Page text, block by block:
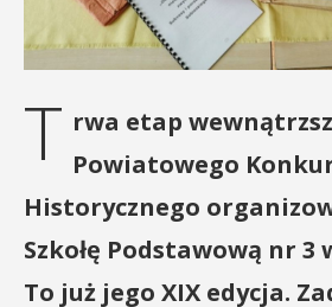
T rwa etap
Powiatowego
Historycznego
Szkołę Podstawową nr 3
To już jego XIX edycja.